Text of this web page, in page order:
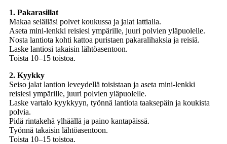
1. Pakarasillat
Makaa selälläsi polvet koukussa ja jalat lattialla.
Aseta mini-lenkki reisiesi ympärille, juuri polvien yläpuolelle.
Nosta lantiota kohti kattoa puristaen pakaralihaksia ja reisiä.
Laske lantiosi takaisin lähtöasentoon.
Toista 10–15 toistoa.
2. Kyykky
Seiso jalat lantion leveydellä toisistaan ​​ja aseta mini-lenkki
reisiesi ympärille, juuri polvien yläpuolelle.
Laske vartalo kyykkyyn, työnnä lantiota taaksepäin ja koukista
polvia.
Pidä rintakehä ylhäällä ja paino kantapäissä.
Työnnä takaisin lähtöasentoon.
Toista 10–15 toistoa.